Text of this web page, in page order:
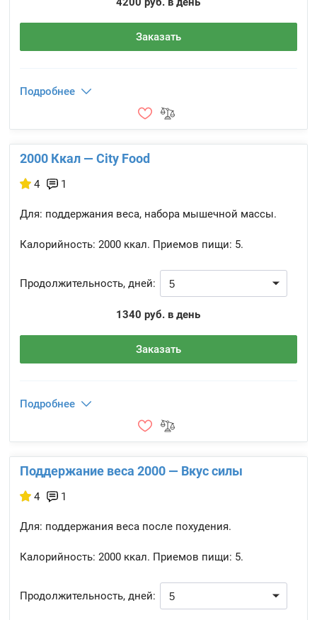
Заказать
Подробнее
2000 Ккал — City Food
4 1
Для: поддержания веса, набора мышечной массы.
Калорийность: 2000 ккал. Приемов пищи: 5.
Продолжительность, дней:
1340 руб. в день
Заказать
Подробнее
Поддержание веса 2000 — Вкус силы
4 1
Для: поддержания веса после похудения.
Калорийность: 2000 ккал. Приемов пищи: 5.
Продолжительность, дней: